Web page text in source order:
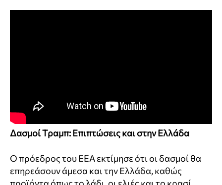
Δασμοί Τραμπ: Επιπτώσεις και στην Ελλάδα
Ο πρόεδρος του ΕΕΑ εκτίμησε ότι οι δασμοί θα
επηρεάσουν άμεσα και την Ελλάδα, καθώς